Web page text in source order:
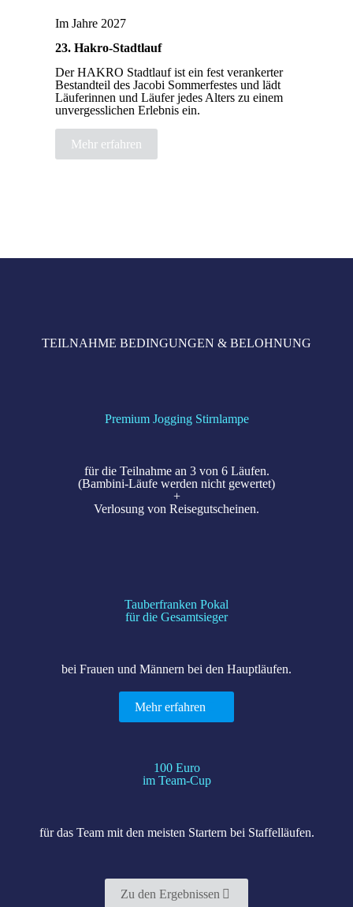
Im Jahre 2027
23. Hakro-Stadtlauf
Der HAKRO Stadtlauf ist ein fest verankerter
Bestandteil des Jacobi Sommerfestes und lädt
Läuferinnen und Läufer jedes Alters zu einem
unvergesslichen Erlebnis ein.
Mehr erfahren
TEILNAHME BEDINGUNGEN & BELOHNUNG
Premium Jogging Stirnlampe
für die Teilnahme an 3 von 6 Läufen.
(Bambini-Läufe werden nicht gewertet)
+
Verlosung von Reisegutscheinen.
Tauberfranken Pokal
für die Gesamtsieger
bei Frauen und Männern bei den Hauptläufen.
Mehr erfahren
100 Euro
im Team-Cup
für das Team mit den meisten Startern bei Staffelläufen.
Zu den Ergebnissen